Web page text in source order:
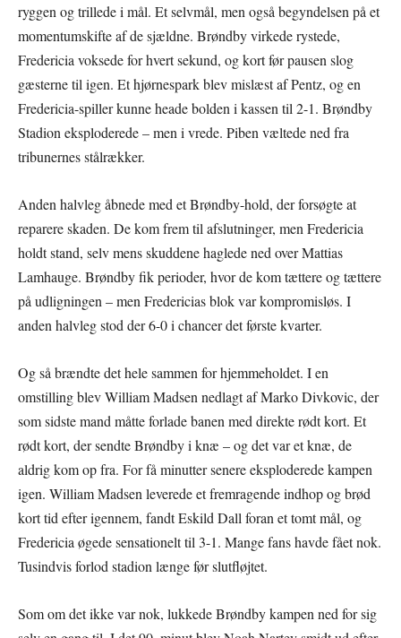
ryggen og trillede i mål. Et selvmål, men også begyndelsen på et
momentumskifte af de sjældne. Brøndby virkede rystede,
Fredericia voksede for hvert sekund, og kort før pausen slog
gæsterne til igen. Et hjørnespark blev mislæst af Pentz, og en
Fredericia-spiller kunne heade bolden i kassen til 2-1. Brøndby
Stadion eksploderede – men i vrede. Piben væltede ned fra
tribunernes stålrækker.
Anden halvleg åbnede med et Brøndby-hold, der forsøgte at
reparere skaden. De kom frem til afslutninger, men Fredericia
holdt stand, selv mens skuddene haglede ned over Mattias
Lamhauge. Brøndby fik perioder, hvor de kom tættere og tættere
på udligningen – men Fredericias blok var kompromisløs. I
anden halvleg stod der 6-0 i chancer det første kvarter.
Og så brændte det hele sammen for hjemmeholdet. I en
omstilling blev William Madsen nedlagt af Marko Divkovic, der
som sidste mand måtte forlade banen med direkte rødt kort. Et
rødt kort, der sendte Brøndby i knæ – og det var et knæ, de
aldrig kom op fra. For få minutter senere eksploderede kampen
igen. William Madsen leverede et fremragende indhop og brød
kort tid efter igennem, fandt Eskild Dall foran et tomt mål, og
Fredericia øgede sensationelt til 3-1. Mange fans havde fået nok.
Tusindvis forlod stadion længe før slutfløjtet.
Som om det ikke var nok, lukkede Brøndby kampen ned for sig